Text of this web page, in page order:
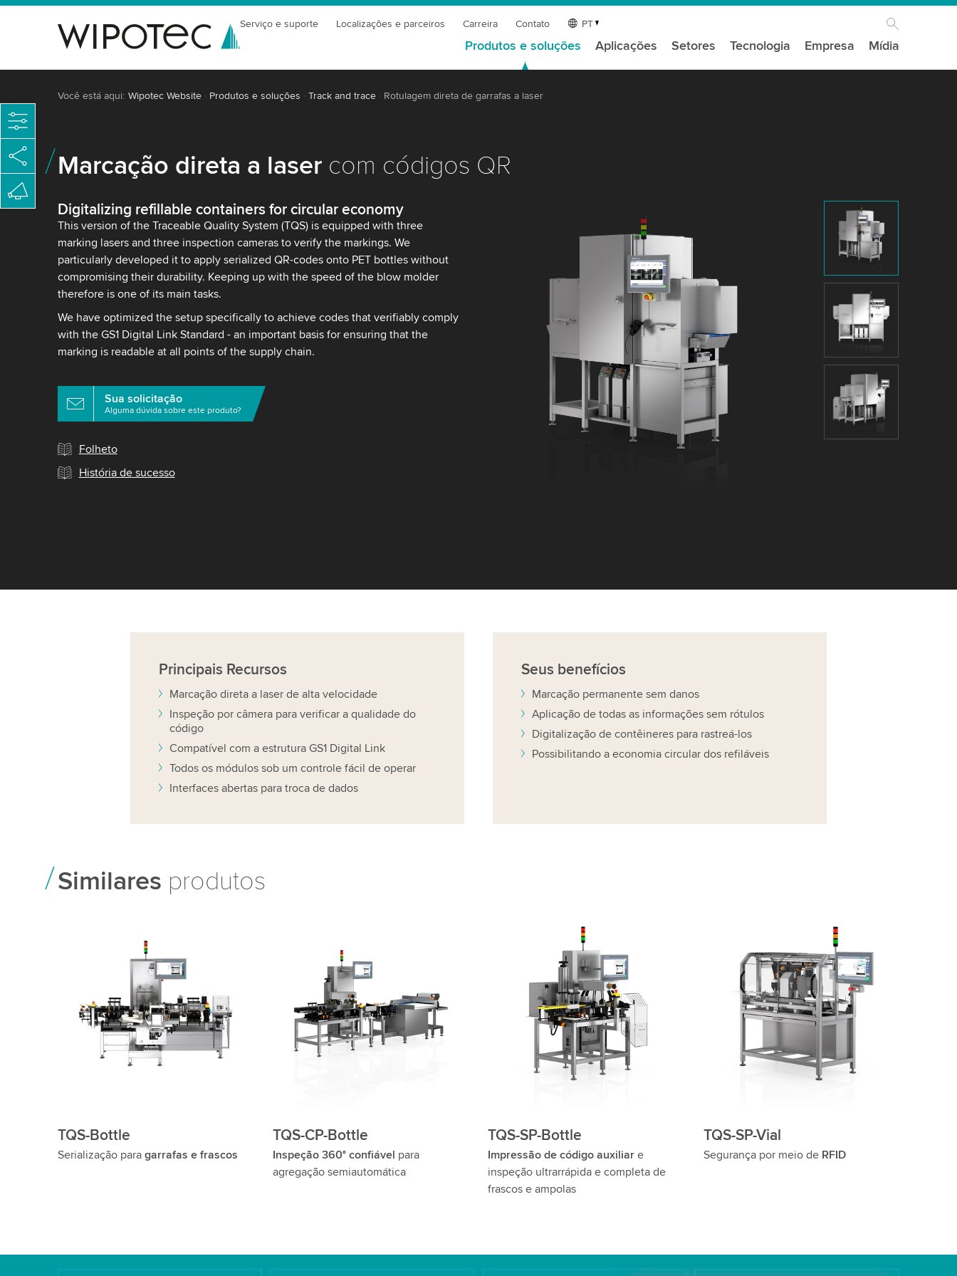
Serviço e suporte Localizações e parceiros Carreira Contato PT
Produtos e soluções Aplicações Setores Tecnologia Empresa Mídia
Você está aqui: Wipotec Website Produtos e soluções Track and trace Rotulagem direta de garrafas a laser
Marcação direta a lasercom códigos QR
Digitalizing refillable containers for circular economy
This version of the Traceable Quality System (TQS) is equipped with three
marking lasers and three inspection cameras to verify the markings. We
particularly developed it to apply serialized QR-codes onto PET bottles without
compromising their durability. Keeping up with the speed of the blow molder
therefore is one of its main tasks.
We have optimized the setup specifically to achieve codes that verifiably comply
with the GS1 Digital Link Standard - an important basis for ensuring that the
marking is readable at all points of the supply chain.
Sua solicitação
Alguma dúvida sobre este produto?
Folheto
História de sucesso
Principais Recursos
Marcação direta a laser de alta velocidade
Inspeção por câmera para verificar a qualidade do
código
Compatível com a estrutura GS1 Digital Link
Todos os módulos sob um controle fácil de operar
Interfaces abertas para troca de dados
Seus benefícios
Marcação permanente sem danos
Aplicação de todas as informações sem rótulos
Digitalização de contêineres para rastreá-los
Possibilitando a economia circular dos refiláveis
Similares produtos
TQS-Bottle
Serialização para garrafas e frascos
TQS-CP-Bottle
Inspeção 360° confiável para
agregação semiautomática
TQS-SP-Bottle
Impressão de código auxiliar e
inspeção ultrarrápida e completa de
frascos e ampolas
TQS-SP-Vial
Segurança por meio de RFID